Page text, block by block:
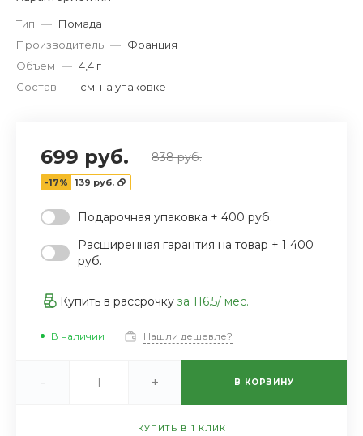
‹›
Тип — Помада
Производитель — Франция
Объем — 4,4 г
Состав — см. на упаковке
699 руб. 838 руб.
-17% 139 руб.
Подарочная упаковка + 400 руб.
Расширенная гарантия на товар + 1 400
руб.
Купить в рассрочку за 116.5/ мес.
В наличии Нашли дешевле?
- + В КОРЗИНУ
КУПИТЬ В 1 КЛИК